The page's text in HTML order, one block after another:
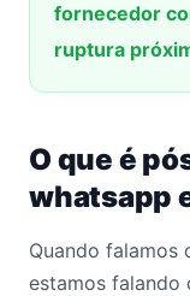
fornecedor
ruptura
O que é
whatsapp
Quando falamos
estamos falando